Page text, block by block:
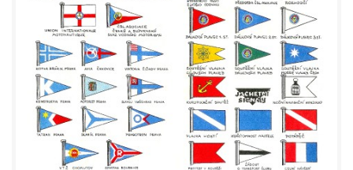
UŽITEČNÉ ODKAZY
KONTAKTY
VSTUP PRO ČLENY